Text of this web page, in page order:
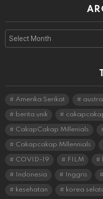
Archives
Amerika Serikat
berita unik
CakapCakap Millenials
Cakapcakap Millennials
COVID-19 FILM
Indonesia Inggris
kesehatan korea